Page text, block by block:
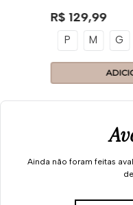
R$ 129,99
P M G
Ainda não foram feitas